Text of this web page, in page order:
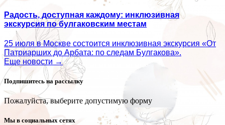
Радость, доступная каждому: инклюзивная
экскурсия по булгаковским местам
25 июля в Москве состоится инклюзивная экскурсия «От
Патриарших до Арбата: по следам Булгакова».
Еще новости →
Подпишитесь на рассылку
Пожалуйста, выберите допустимую форму
Мы в социальных сетях